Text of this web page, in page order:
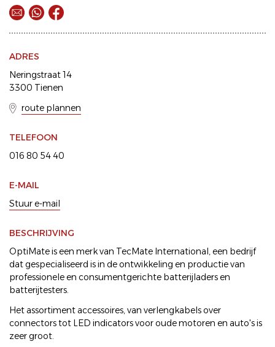
ADRES
Neringstraat 14
3300 Tienen
route plannen
TELEFOON
016 80 54 40
E-MAIL
Stuur e-mail
BESCHRIJVING
OptiMate is een merk van TecMate International, een bedrijf
dat gespecialiseerd is in de ontwikkeling en productie van
professionele en consumentgerichte batterijladers en
batterijtesters.
Het assortiment accessoires, van verlengkabels over
connectors tot LED indicators voor oude motoren en auto's is
zeer groot.